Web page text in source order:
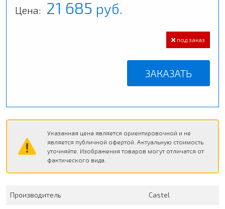
Цена: 21 685 руб.
под заказ
ЗАКАЗАТЬ
Указанная цена является ориентировочной и не
является публичной офертой. Актуальную стоимость
уточняйте. Изображения товаров могут отличатся от
фактического вида.
Производитель Сastel